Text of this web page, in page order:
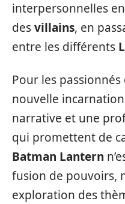
interpersonnelles
desvillains, en
entre les différents
Pour les passionnés
nouvelle
narrative et une
qui promettent de
Batman Lantern
fusion de pouvoirs,
exploration des